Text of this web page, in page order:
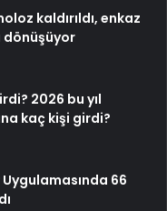
kaldırıldı, enkaz
dönüşüyor
2026 bu yıl
kaç kişi girdi?
66